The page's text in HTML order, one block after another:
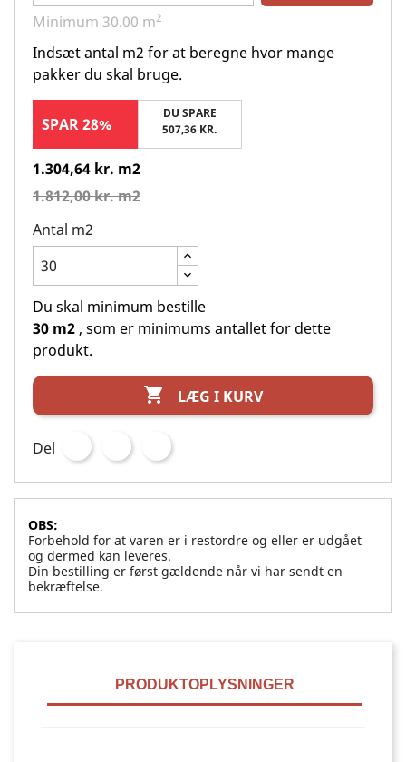
Minimum 30.00 m2
Indsæt antal m2 for at beregne hvor mange
pakker du skal bruge.
SPAR 28%
DU SPARE
507,36 KR.
1.304,64 kr. m2
1.812,00 kr. m2
Antal m2
Du skal minimum bestille
30 m2 , som er minimums antallet for dette
produkt.
 LÆG I KURV
Del
OBS:
Forbehold for at varen er i restordre og eller er udgået
og dermed kan leveres.
Din bestilling er først gældende når vi har sendt en
bekræftelse.
PRODUKTOPLYSNINGER